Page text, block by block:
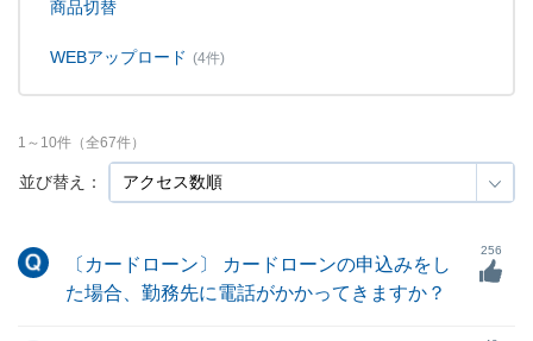
商品切替
WEBアップロード (4件)
並び替え：
1 ～ 10件（全67件）
〔カードローン〕 カードローンの申込みをし
た場合、勤務先に電話がかかってきますか？
256